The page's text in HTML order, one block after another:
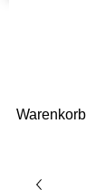
Warenkorb